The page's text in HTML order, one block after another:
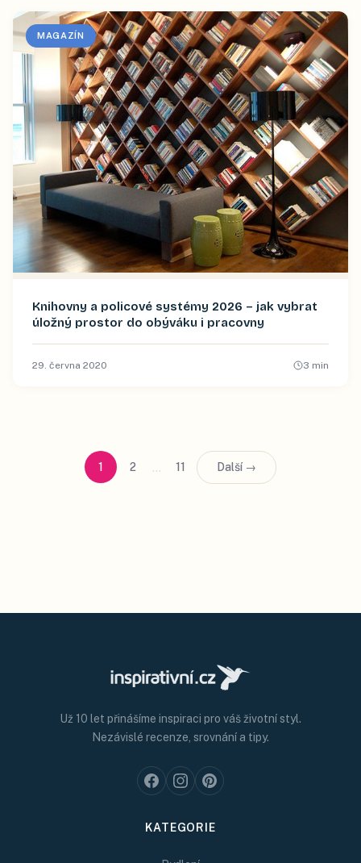
MAGAZÍN
Knihovny a policové systémy 2026 – jak vybrat
úložný prostor do obýváku i pracovny
29. června 2020 3 min
1 2 … 11 Další →
Už 10 let přinášíme inspiraci pro váš životní styl.
Nezávislé recenze, srovnání a tipy.
KATEGORIE